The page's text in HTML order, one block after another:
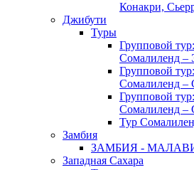
Конакри,
Джибути
Туры
Групповой
Cомалиленд –
Групповой
Сомалиленд –
Групповой
Сомалиленд –
Тур
Замбия
ЗАМБИЯ - МАЛАВИ:
Западная Сахара